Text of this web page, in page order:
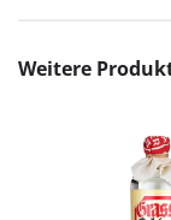
Produktgalerie
Weitere